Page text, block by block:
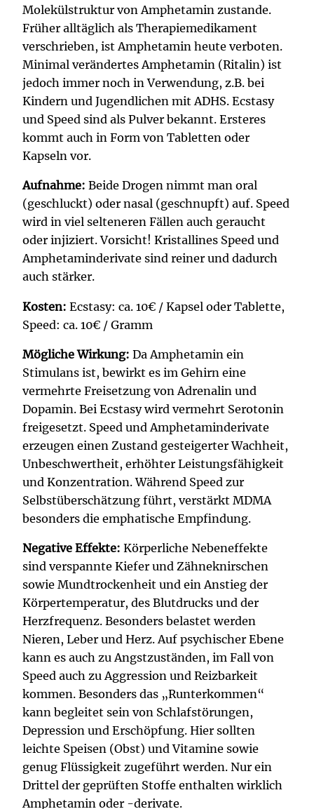
Molekülstruktur von Amphetamin zustande.
Früher alltäglich als Therapiemedikament
verschrieben, ist Amphetamin heute verboten.
Minimal verändertes Amphetamin (Ritalin) ist
jedoch immer noch in Verwendung, z.B. bei
Kindern und Jugendlichen mit ADHS. Ecstasy
und Speed sind als Pulver bekannt. Ersteres
kommt auch in Form von Tabletten oder
Kapseln vor.
Aufnahme: Beide Drogen nimmt man oral
(geschluckt) oder nasal (geschnupft) auf. Speed
wird in viel selteneren Fällen auch geraucht
oder injiziert. Vorsicht! Kristallines Speed und
Amphetaminderivate sind reiner und dadurch
auch stärker.
Kosten: Ecstasy: ca. 10€ / Kapsel oder Tablette,
Speed: ca. 10€ / Gramm
Mögliche Wirkung: Da Amphetamin ein
Stimulans ist, bewirkt es im Gehirn eine
vermehrte Freisetzung von Adrenalin und
Dopamin. Bei Ecstasy wird vermehrt Serotonin
freigesetzt. Speed und Amphetaminderivate
erzeugen einen Zustand gesteigerter Wachheit,
Unbeschwertheit, erhöhter Leistungsfähigkeit
und Konzentration. Während Speed zur
Selbstüberschätzung führt, verstärkt MDMA
besonders die emphatische Empfindung.
Negative Effekte: Körperliche Nebeneffekte
sind verspannte Kiefer und Zähneknirschen
sowie Mundtrockenheit und ein Anstieg der
Körpertemperatur, des Blutdrucks und der
Herzfrequenz. Besonders belastet werden
Nieren, Leber und Herz. Auf psychischer Ebene
kann es auch zu Angstzuständen, im Fall von
Speed auch zu Aggression und Reizbarkeit
kommen. Besonders das „Runterkommen“
kann begleitet sein von Schlafstörungen,
Depression und Erschöpfung. Hier sollten
leichte Speisen (Obst) und Vitamine sowie
genug Flüssigkeit zugeführt werden. Nur ein
Drittel der geprüften Stoffe enthalten wirklich
Amphetamin oder -derivate.